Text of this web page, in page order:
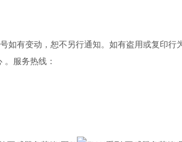
如有变动，恕不另行通知。如有盗用或复印行
服务热线：